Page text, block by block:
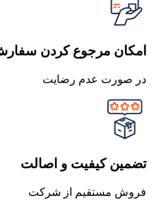
امکان مرجوع کردن
در صورت عدم رضایت
تضمین کیفیت و اصالت
فروش مستقیم از شرکت